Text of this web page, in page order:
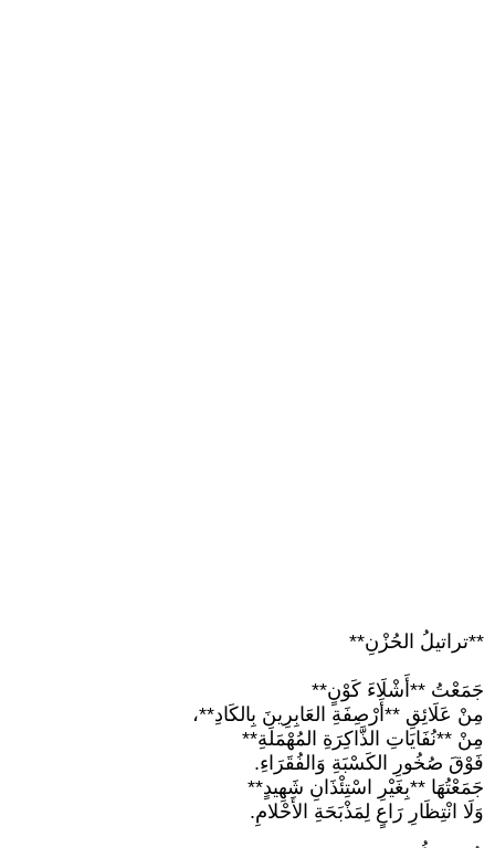
**تراتيلُ الحُزْنِ**
جَمَعْتُ **أَشْلَاءَ كَوْنٍ**
مِنْ عَلَائِقِ **أَرْصِفَةِ العَابِرِينَ بِالكَادِ**،
مِنْ **نُفَايَاتِ الذَّاكِرَةِ المُهْمَلَةِ**
فَوْقَ صُخُورِ الكَسْبَةِ وَالفُقَرَاءِ.
جَمَعْتُهَا **بِغَيْرِ اسْتِئْذَانِ شَهِيدٍ**
وَلَا انْتِظَارِ رَاعٍ لِمَذْبَحَةِ الأَحْلامِ.